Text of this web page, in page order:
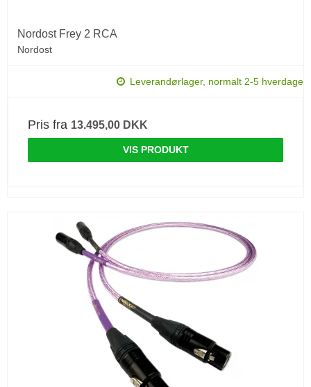
Nordost Frey 2 RCA
Nordost
Leverandørlager, normalt 2-5 hverdage
Pris fra 13.495,00 DKK
VIS PRODUKT